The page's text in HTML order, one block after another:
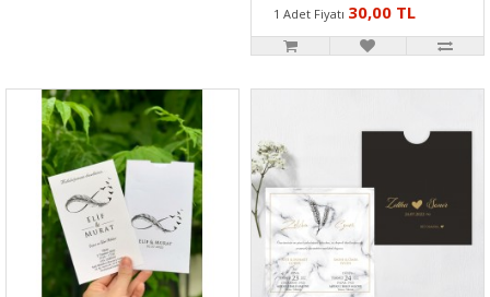
1 Adet Fiyatı 30,00 TL